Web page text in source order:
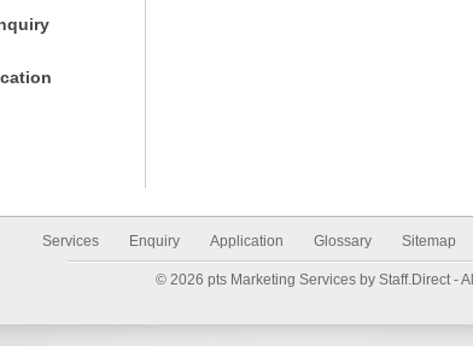
Services Enquiry Application Glossary Sitemap
© 2026 pts Marketing Services by Staff.Direct -